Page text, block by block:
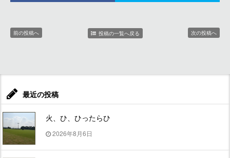
前の投稿へ 投稿の一覧へ戻る 次の投稿へ
最近の投稿
火、ひ、ひったらひ
2026年8月6日